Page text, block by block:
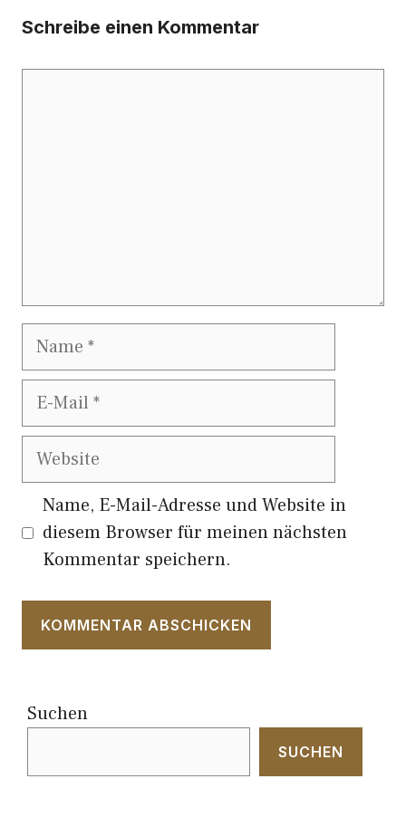
Schreibe einen Kommentar
Name
E-
Website
Name, E-Mail-Adresse und Website in
diesem Browser für meinen nächsten
Kommentar speichern.
Suchen
SUCHEN